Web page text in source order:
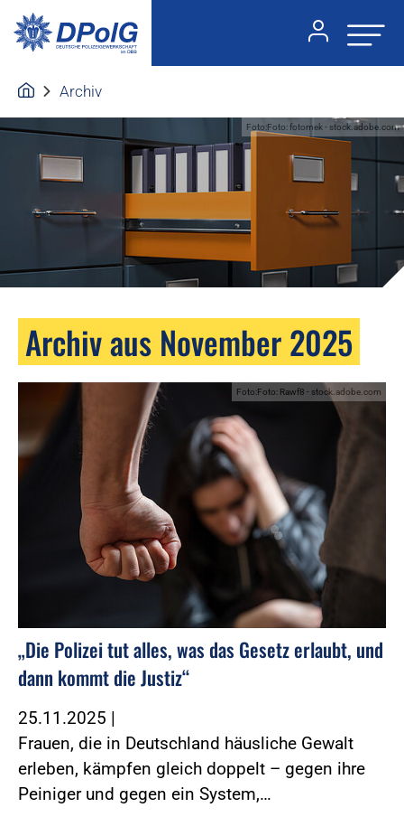
Archiv
Foto:Foto: fotomek - stock.adobe.com
Archiv aus November 2025
Foto:Foto: Rawf8 - stock.adobe.com
„Die Polizei tut alles, was das Gesetz erlaubt, und
dann kommt die Justiz“
25.11.2025 |
Frauen, die in Deutschland häusliche Gewalt
erleben, kämpfen gleich doppelt – gegen ihre
Peiniger und gegen ein System,…